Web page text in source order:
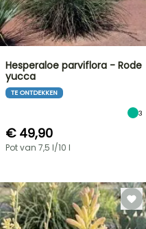
Hesperaloe parviflora - Rode
yucca
TE ONTDEKKEN
3
€ 49,90
Pot van 7,5 l/10 l